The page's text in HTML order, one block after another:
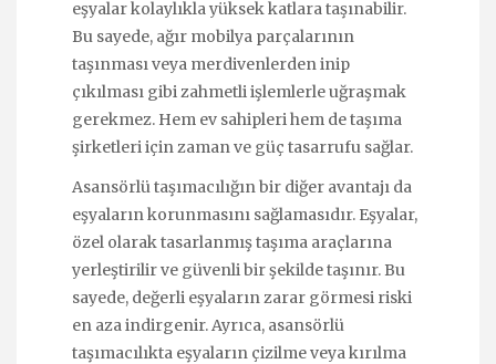
eşyalar kolaylıkla yüksek katlara taşınabilir.
Bu sayede, ağır mobilya parçalarının
taşınması veya merdivenlerden inip
çıkılması gibi zahmetli işlemlerle uğraşmak
gerekmez. Hem ev sahipleri hem de taşıma
şirketleri için zaman ve güç tasarrufu sağlar.
Asansörlü taşımacılığın bir diğer avantajı da
eşyaların korunmasını sağlamasıdır. Eşyalar,
özel olarak tasarlanmış taşıma araçlarına
yerleştirilir ve güvenli bir şekilde taşınır. Bu
sayede, değerli eşyaların zarar görmesi riski
en aza indirgenir. Ayrıca, asansörlü
taşımacılıkta eşyaların çizilme veya kırılma